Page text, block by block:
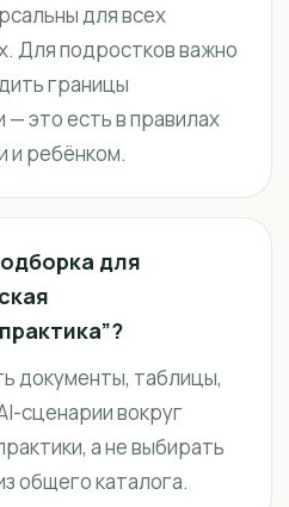
для всех
Для подростков важно
границы
это есть в правилах
и ребёнком.
для
документы, таблицы,
сценарии вокруг
а не выбирать
общего каталога.